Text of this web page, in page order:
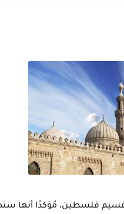
تقسيم فلسطين، مُؤكدًا أنها